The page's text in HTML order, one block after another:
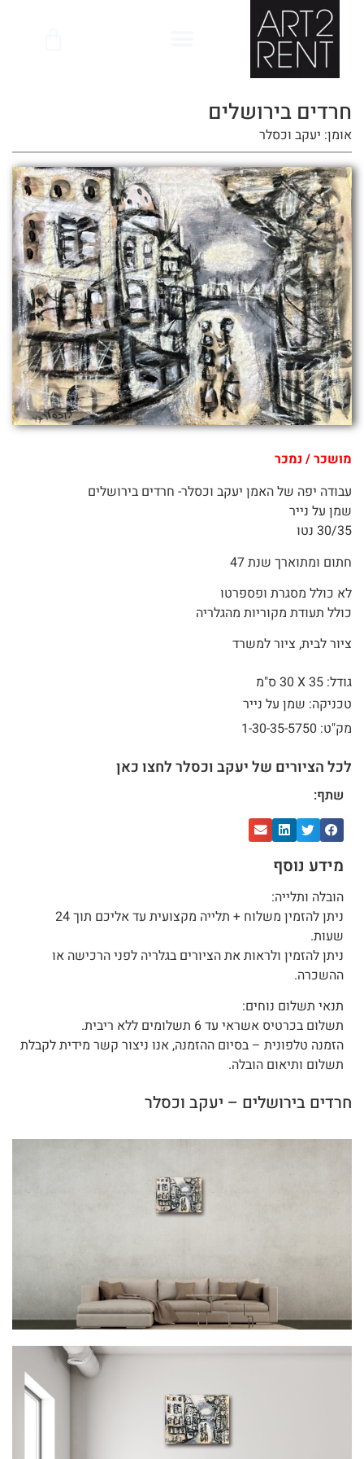
חרדים בירושלים
אומן: יעקב וכסלר
מושכר / נמכר
עבודה יפה של האמן יעקב וכסלר- חרדים בירושלים
שמן על נייר
30/35 נטו
חתום ומתוארך שנת 47
לא כולל מסגרת ופספרטו
כולל תעודת מקוריות מהגלריה
ציור לבית, ציור למשרד
גודל: 35 X
30 ס"מ
טכניקה: שמן על נייר
מק"ט: 1-30-35-5750
לכל הציורים של יעקב וכסלר לחצו כאן
שתף:
מידע נוסף
הובלה ותלייה:
ניתן להזמין משלוח + תלייה מקצועית עד אליכם תוך 24
שעות.
ניתן להזמין ולראות את הציורים בגלריה לפני הרכישה או
ההשכרה.
תנאי תשלום נוחים:
תשלום בכרטיס אשראי עד 6 תשלומים ללא ריבית.
הזמנה טלפונית – בסיום ההזמנה, אנו ניצור קשר מידית לקבלת
תשלום ותיאום הובלה.
חרדים בירושלים – יעקב וכסלר